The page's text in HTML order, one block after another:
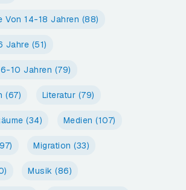
Von 14-18 Jahren (88)
Jahre (51)
10 Jahren (79)
(67) Literatur (79)
(34) Medien (107)
Migration (33)
Musik (86)